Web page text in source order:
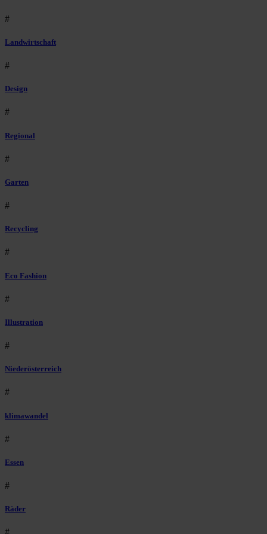
#
Landwirtschaft
#
Design
#
Regional
#
Garten
#
Recycling
#
Eco Fashion
#
Illustration
#
Niederösterreich
#
klimawandel
#
Essen
#
Räder